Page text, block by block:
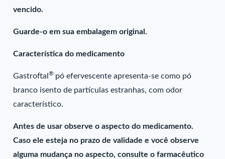
vencido.
Guarde-o em sua embalagem original.
Característica do medicamento
Gastroftal® pó efervescente apresenta-se como pó
branco isento de partículas estranhas, com odor
característico.
Antes de usar observe o aspecto do medicamento.
Caso ele esteja no prazo de validade e você observe
alguma mudança no aspecto, consulte o farmacêutico